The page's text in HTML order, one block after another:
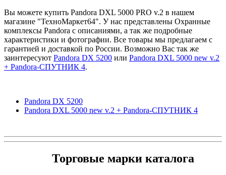
Вы можете купить Pandora DXL 5000 PRO v.2 в нашем
магазине "ТехноМаркет64". У нас представлены Охранные
комплексы Pandora с описаниями, а так же подробные
характеристики и фотографии. Все товары мы предлагаем с
гарантией и доставкой по России. Возможно Вас так же
заинтересуют Pandora DX 5200 или Pandora DXL 5000 new v.2
+ Pandora-СПУТНИК 4.
Pandora DX 5200
Pandora DXL 5000 new v.2 + Pandora-СПУТНИК 4
Торговые марки каталога